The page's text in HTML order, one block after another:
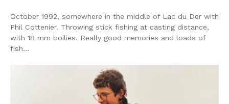
October 1992, somewhere in the middle of Lac du Der with
Phil Cottenier. Throwing stick fishing at casting distance,
with 18 mm boilies. Really good memories and loads of
fish…